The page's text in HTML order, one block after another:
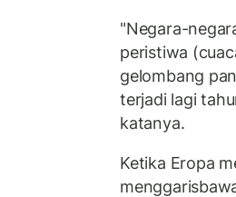
"Negara-
peristiwa
gelombang
terjadi lagi
katanya.
Ketika Eropa